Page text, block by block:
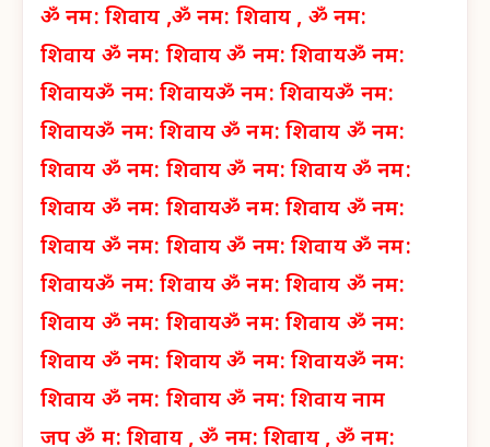
ॐ नम: शिवाय ,ॐ नम: शिवाय , ॐ नम:
शिवाय ॐ नम: शिवाय ॐ नम: शिवायॐ नम:
शिवायॐ नम: शिवायॐ नम: शिवायॐ नम:
शिवायॐ नम: शिवायॐ नम: शिवाय ॐ नम:
शिवाय ॐ नम: शिवाय ॐ नम: शिवायॐ नम:
शिवाय ॐ नम: शिवायॐ नम: शिवाय ॐ नम:
शिवाय ॐ नम: शिवाय ॐ नम: शिवायॐ नम:
शिवायॐ नम: शिवायॐ नम: शिवाय ॐ नम:
शिवाय ॐ नम: शिवायॐ नम: शिवाय ॐ नम:
शिवाय ॐ नम: शिवाय ॐ नम: शिवायॐ नम:
शिवाय ॐ नम: शिवाय ॐ नम: शिवाय नाम
जप ॐ म: शिवाय , ॐ नम: शिवाय , ॐ नम: